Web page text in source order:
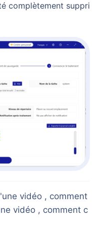
complètement suppri
vidéo , comment
vidéo , comment c